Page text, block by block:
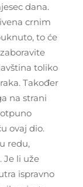
dana.
crnim
to će
toliko
Također
na strani
ovaj dio.
redu,
Je li uže
ispravno